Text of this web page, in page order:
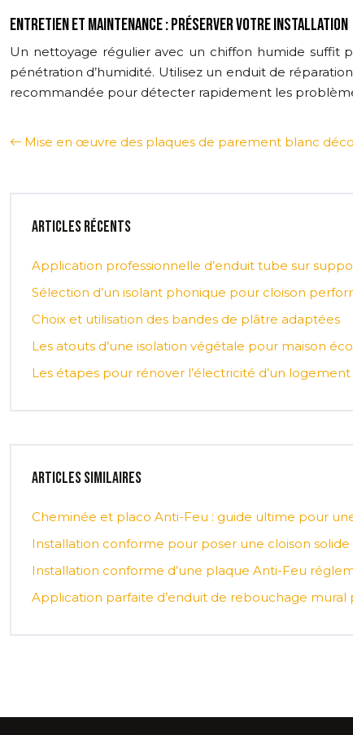
ENTRETIEN ET MAINTENANCE : PRÉSERVER VOTRE INSTALLATION
Un nettoyage régulier avec un chiffon humide suffit
pénétration d’humidité. Utilisez un enduit de
recommandée pour détecter rapidement les
Mise en œuvre des plaques de parement blanc
Articles récents
Application professionnelle d’enduit tube sur
Sélection d’un isolant phonique pour cloison
Choix et utilisation des bandes de plâtre adaptées
Les atouts d’une isolation végétale pour maison
Les étapes pour rénover l’électricité d’un logement
Articles similaires
Cheminée et placo Anti-Feu : guide ultime pour
Installation conforme pour poser une cloison solide
Installation conforme d’une plaque Anti-Feu
Application parfaite d’enduit de rebouchage mural